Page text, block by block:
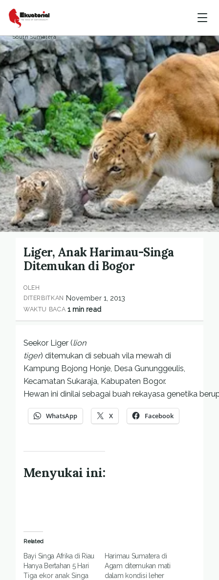
MALUKU
Biodiversity Singa
South Sumatera
Liger, Anak Harimau-Singa
Ditemukan di Bogor
OLEH
DITERBITKAN November 1, 2013
WAKTU BACA 1 min read
Seekor Liger (lion
tiger) ditemukan di sebuah vila mewah di
Kampung Bojong Honje, Desa Gununggeulis,
Kecamatan Sukaraja, Kabupaten Bogor.
Hewan ini dinilai sebagai buah rekayasa genetika
WhatsApp X Facebook
Menyukai ini:
Related
Bayi Singa Afrika di Riau
Hanya Bertahan 5 Hari
Tiga ekor anak Singa
Harimau Sumatera di
Agam ditemukan mati
dalam kondisi leher